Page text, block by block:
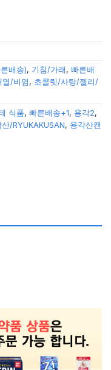
배송), 기침/가래 , 빠른배
열/비염, 초콜릿/사탕/젤리/
식품, 빠른배송+1, 용각2,
산/RYUKAKUSAN, 용각산캔